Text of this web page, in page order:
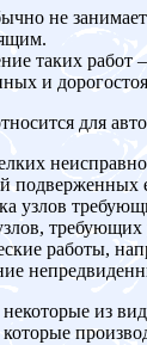
не
таких работ
и
для
подверженных
узлов
требующих
работы,
из